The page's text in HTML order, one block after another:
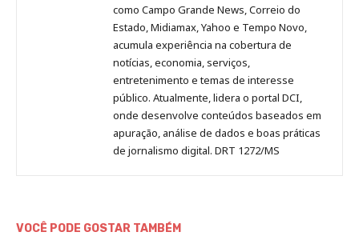
como Campo Grande News, Correio do
Estado, Midiamax, Yahoo e Tempo Novo,
acumula experiência na cobertura de
notícias, economia, serviços,
entretenimento e temas de interesse
público. Atualmente, lidera o portal DCI,
onde desenvolve conteúdos baseados em
apuração, análise de dados e boas práticas
de jornalismo digital. DRT 1272/MS
VOCÊ PODE GOSTAR TAMBÉM